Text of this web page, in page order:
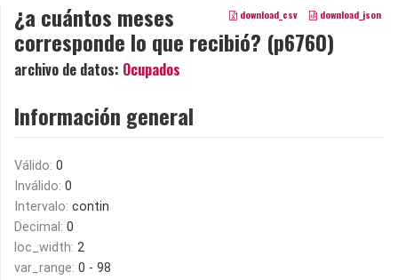
download_csv download_json
¿a cuántos meses
corresponde lo que recibió? (p6760)
archivo de datos: Ocupados
Información general
Válido: 0
Inválido: 0
Intervalo: contin
Decimal: 0
loc_width: 2
var_range: 0 - 98